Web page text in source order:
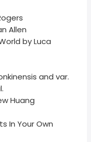
Allen
by Luca
and var.
Huang
In Your Own